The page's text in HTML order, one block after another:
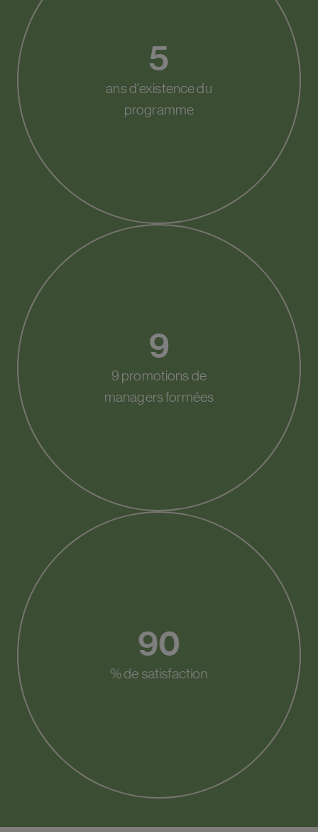
5
ans d'existence du
programme
9
9 promotions de
managers formées
90
% de satisfaction